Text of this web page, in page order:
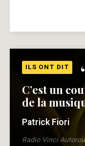
ILS ONT DIT
C’est un
de la
Patrick Fiori
Radio Vinci